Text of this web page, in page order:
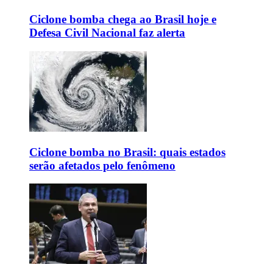
Ciclone bomba chega ao Brasil hoje e
Defesa Civil Nacional faz alerta
Ciclone bomba no Brasil: quais estados
serão afetados pelo fenômeno